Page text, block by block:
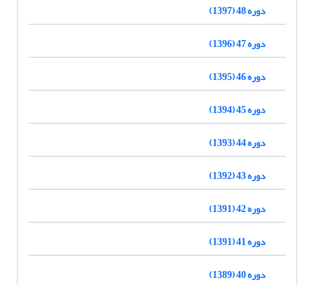
دوره 48 (1397)
دوره 47 (1396)
دوره 46 (1395)
دوره 45 (1394)
دوره 44 (1393)
دوره 43 (1392)
دوره 42 (1391)
دوره 41 (1391)
دوره 40 (1389)